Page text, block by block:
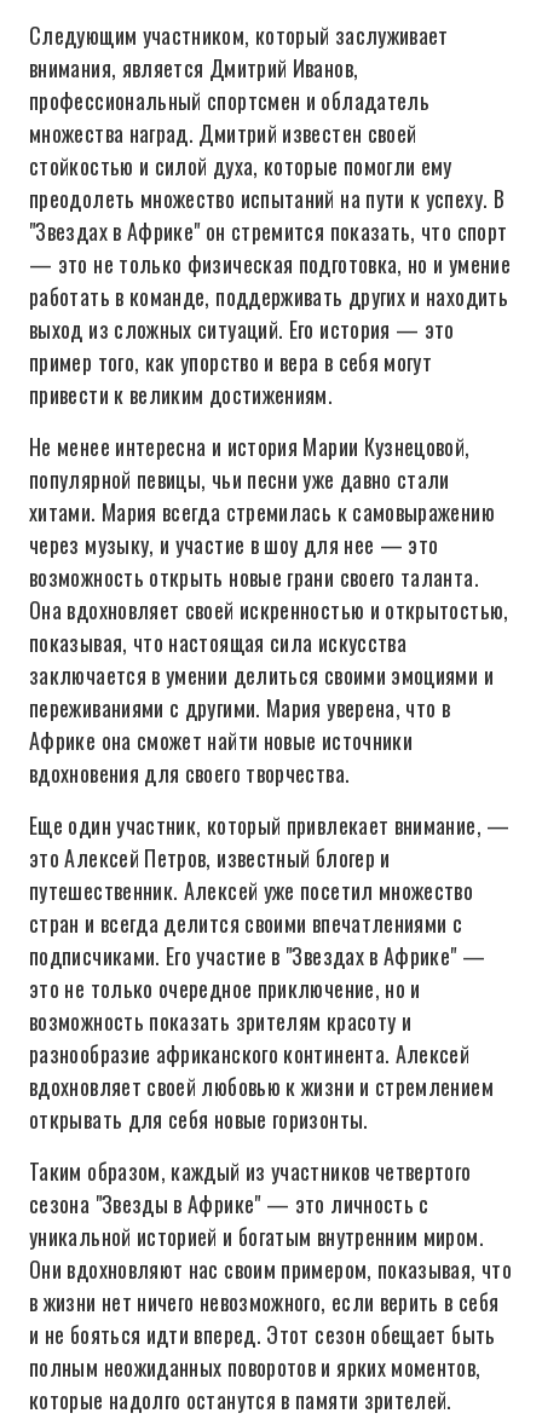
Следующим участником, который заслуживает
внимания, является Дмитрий Иванов,
профессиональный спортсмен и обладатель
множества наград. Дмитрий известен своей
стойкостью и силой духа, которые помогли ему
преодолеть множество испытаний на пути к успеху. В
"Звездах в Африке" он стремится показать, что спорт
— это не только физическая подготовка, но и умение
работать в команде, поддерживать других и находить
выход из сложных ситуаций. Его история — это
пример того, как упорство и вера в себя могут
привести к великим достижениям.
Не менее интересна и история Марии Кузнецовой,
популярной певицы, чьи песни уже давно стали
хитами. Мария всегда стремилась к самовыражению
через музыку, и участие в шоу для нее — это
возможность открыть новые грани своего таланта.
Она вдохновляет своей искренностью и открытостью,
показывая, что настоящая сила искусства
заключается в умении делиться своими эмоциями и
переживаниями с другими. Мария уверена, что в
Африке она сможет найти новые источники
вдохновения для своего творчества.
Еще один участник, который привлекает внимание, —
это Алексей Петров, известный блогер и
путешественник. Алексей уже посетил множество
стран и всегда делится своими впечатлениями с
подписчиками. Его участие в "Звездах в Африке" —
это не только очередное приключение, но и
возможность показать зрителям красоту и
разнообразие африканского континента. Алексей
вдохновляет своей любовью к жизни и стремлением
открывать для себя новые горизонты.
Таким образом, каждый из участников четвертого
сезона "Звезды в Африке" — это личность с
уникальной историей и богатым внутренним миром.
Они вдохновляют нас своим примером, показывая, что
в жизни нет ничего невозможного, если верить в себя
и не бояться идти вперед. Этот сезон обещает быть
полным неожиданных поворотов и ярких моментов,
которые надолго останутся в памяти зрителей.